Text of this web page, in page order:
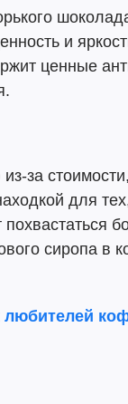
и
ценные
за
для
сиропа в